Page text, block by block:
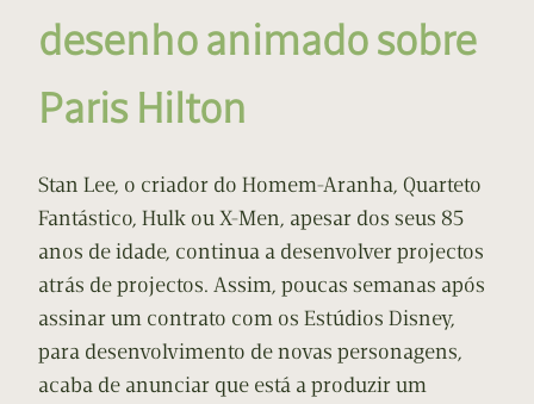
desenho animado sobre
Paris Hilton
Stan Lee, o criador do Homem-Aranha, Quarteto
Fantástico, Hulk ou X-Men, apesar dos seus 85
anos de idade, continua a desenvolver projectos
atrás de projectos. Assim, poucas semanas após
assinar um contrato com os Estúdios Disney,
para desenvolvimento de novas personagens,
acaba de anunciar que está a produzir um